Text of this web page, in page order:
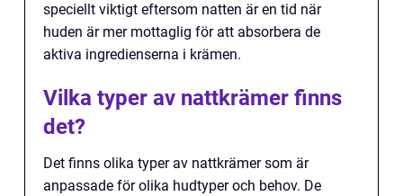
speciellt viktigt eftersom natten är en tid när
huden är mer mottaglig för att absorbera de
aktiva ingredienserna i krämen.
Vilka typer av nattkrämer finns
det?
Det finns olika typer av nattkrämer som är
anpassade för olika hudtyper och behov. De